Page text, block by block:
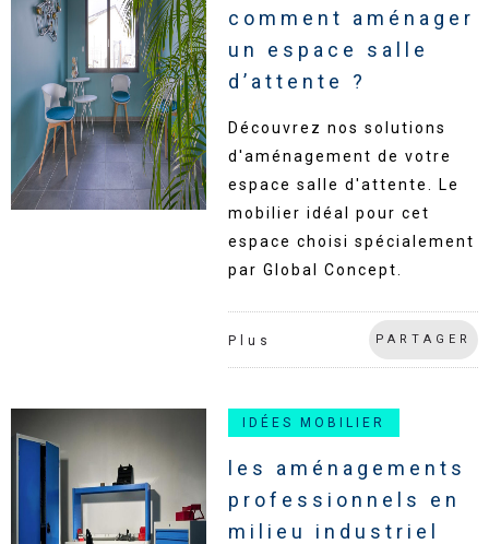
comment aménager
un espace salle
d’attente ?
Découvrez nos solutions
d'aménagement de votre
espace salle d'attente. Le
mobilier idéal pour cet
espace choisi spécialement
par Global Concept.
Plus PARTAGER
IDÉES MOBILIER
les aménagements
professionnels en
milieu industriel